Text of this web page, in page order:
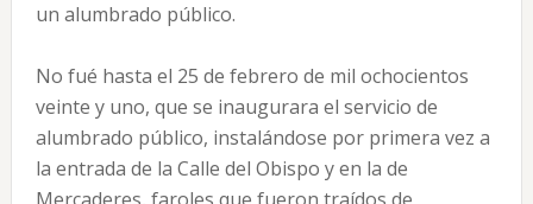
un alumbrado público.
No fué hasta el 25 de febrero de mil ochocientos
veinte y uno, que se inaugurara el servicio de
alumbrado público, instalándose por primera vez a
la entrada de la Calle del Obispo y en la de